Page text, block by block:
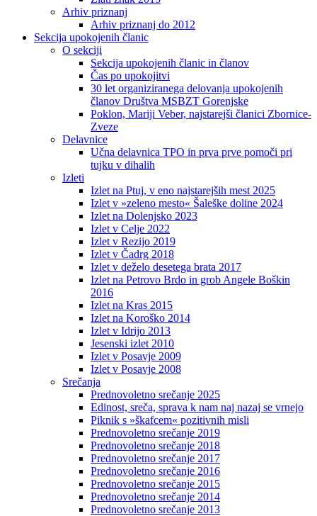
Arhiv priznanj
Arhiv priznanj do 2012
Sekcija upokojenih članic
O sekciji
Sekcija upokojenih članic in članov
Čas po upokojitvi
30 let organiziranega delovanja upokojenih
članov Društva MSBZT Gorenjske
Poklon, Mariji Veber, najstarejši članici Zbornice-
Zveze
Delavnice
Učna delavnica TPO in prva prve pomoči pri
tujku v dihalih
Izleti
Izlet na Ptuj, v eno najstarejših mest 2025
Izlet v »zeleno mesto« Šaleške doline 2024
Izlet na Dolenjsko 2023
Izlet v Celje 2022
Izlet v Rezijo 2019
Izlet v Čadrg 2018
Izlet v deželo desetega brata 2017
Izlet na Petrovo Brdo in grob Angele Boškin
2016
Izlet na Kras 2015
Izlet na Koroško 2014
Izlet v Idrijo 2013
Jesenski izlet 2010
Izlet v Posavje 2009
Izlet v Posavje 2008
Srečanja
Prednovoletno srečanje 2025
Edinost, sreča, sprava k nam naj nazaj se vrnejo
Piknik s »škafcem« pozitivnih misli
Prednovoletno srečanje 2019
Prednovoletno srečanje 2018
Prednovoletno srečanje 2017
Prednovoletno srečanje 2016
Prednovoletno srečanje 2015
Prednovoletno srečanje 2014
Prednovoletno srečanje 2013